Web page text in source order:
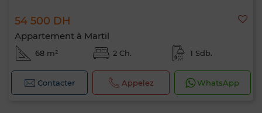
54 500 DH
Appartement à Martil
68 m² 2 Ch. 1 Sdb.
Contacter Appelez WhatsApp